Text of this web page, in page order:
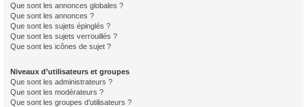
Que sont les annonces globales ?
Que sont les annonces ?
Que sont les sujets épinglés ?
Que sont les sujets verrouillés ?
Que sont les icônes de sujet ?
Niveaux d’utilisateurs et groupes
Que sont les administrateurs ?
Que sont les modérateurs ?
Que sont les groupes d’utilisateurs ?